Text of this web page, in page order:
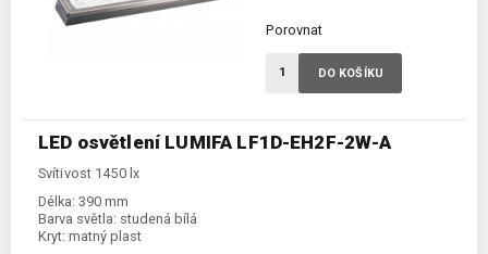
LED osvětlení LUMIFA LF1D-EH2F-2W-A
Svítivost 1450 lx
Délka: 390 mm
Barva světla: studená bílá
Kryt: matný plast
Porovnat
DO KOŠÍKU